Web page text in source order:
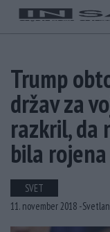
Trump
držav za
razkril, da
bila
SVET
11. november 2018 -